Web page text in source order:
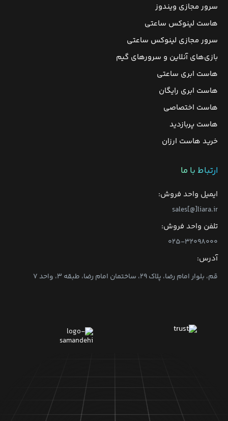
سرور مجازی ویندوز
هاست لینوکس ساعتی
سرور مجازی لینوکس ساعتی
بازی‌های آنلاین و سرورهای گیم
هاست ابری ساعتی
هاست ابری رایگان
هاست اختصاصی
هاست پربازدید
خرید هاست ارزان
ارتباط با ما
ایمیل واحد فروش:
sales[@]liara.ir
تلفن واحد فروش:
۰۲۵-۳۲۰۹۸۰۰۰
آدرس:
قم، بلوار امام رضا، پلاک ۲۹، ساختمان امام رضا، طبقه ۳، واحد ۷